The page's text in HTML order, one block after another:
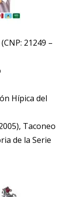
21249 –
Hípica del
Taconeo
de la Serie